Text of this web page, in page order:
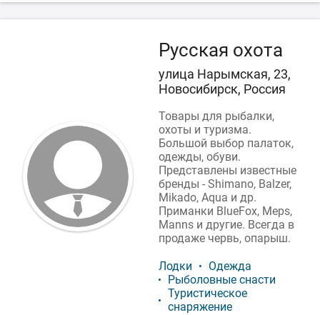
Русская охота
улица Нарымская, 23,
Новосибирск, Россия
Товары для рыбалки,
охоты и туризма.
Большой выбор палаток,
одежды, обуви.
Представлены известные
бренды - Shimano, Balzer,
Mikado, Aqua и др.
Приманки BlueFox, Meps,
Manns и другие. Всегда в
продаже червь, опарыш.
Лодки
Одежда
Рыболовные снасти
Туристическое
снаряжение